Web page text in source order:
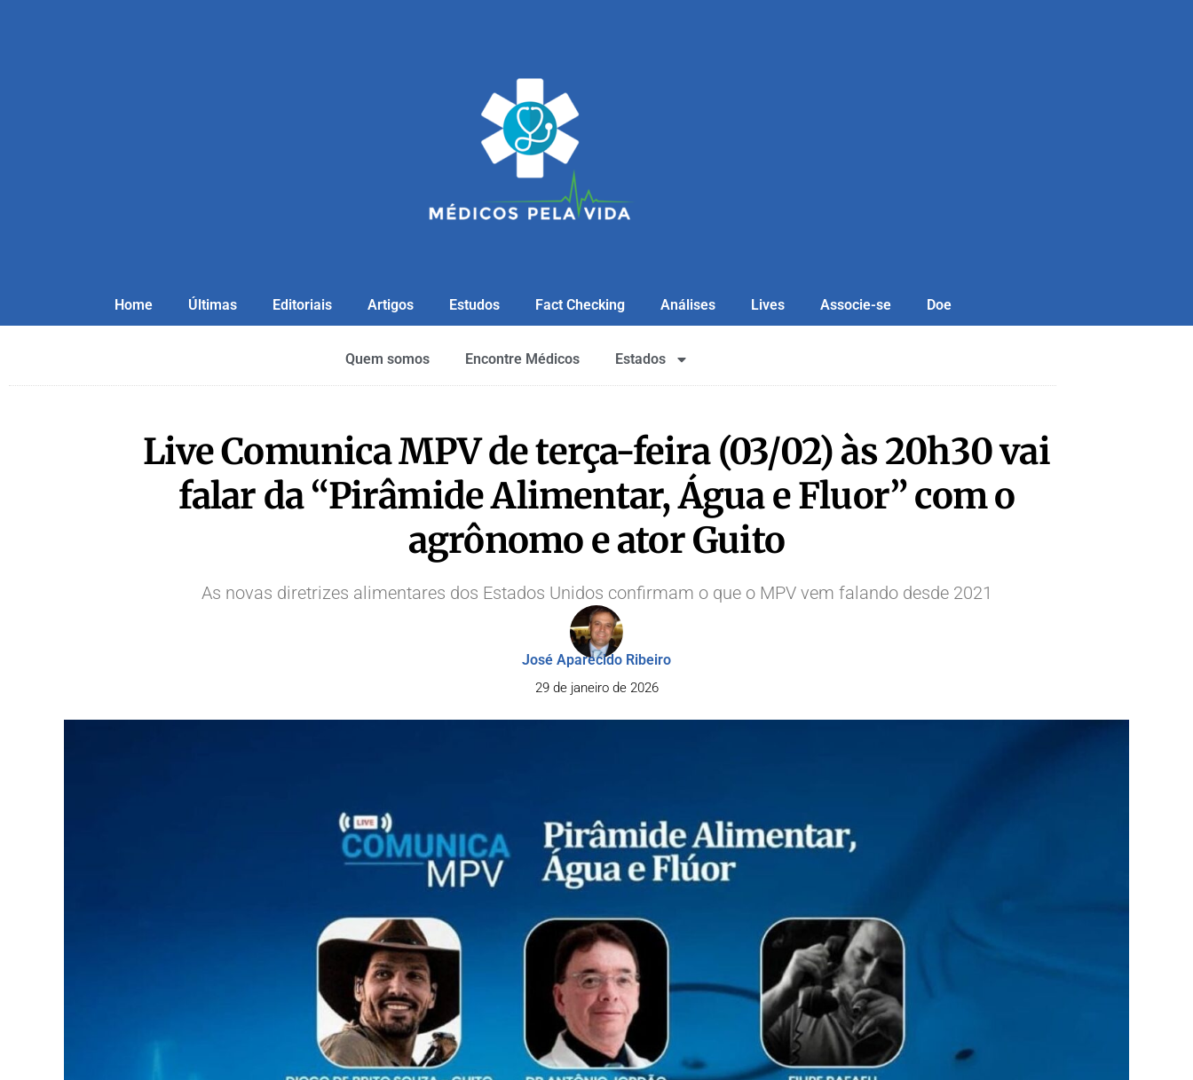
Home Últimas Editoriais Artigos Estudos Fact Checking Análises Lives Associe-se Doe
Quem somos Encontre Médicos Estados
Live Comunica MPV de terça-feira (03/02) às 20h30 vai
falar da “Pirâmide Alimentar, Água e Fluor” com o
agrônomo e ator Guito
As novas diretrizes alimentares dos Estados Unidos confirmam o que o MPV vem falando desde 2021
José Aparecido Ribeiro
29 de janeiro de 2026